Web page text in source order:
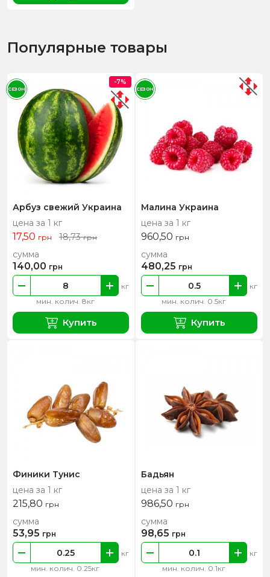
Популярные товары
Арбуз свежий Украина
цена за 1 кг
17,50 грн 18,73грн
мин. колич. 8кг
кг
сумма
140,00 грн
Купить
-7%
СЕЗОН
Малина Украина
цена за 1 кг
960,50 грн
мин. колич. 0.5кг
кг
сумма
480,25 грн
Купить
СЕЗОН
Финики Тунис
цена за 1 кг
215,80 грн
мин. колич. 0.25кг
кг
сумма
53,95 грн
Бадьян
цена за 1 кг
986,50 грн
мин. колич. 0.1кг
кг
сумма
98,65 грн